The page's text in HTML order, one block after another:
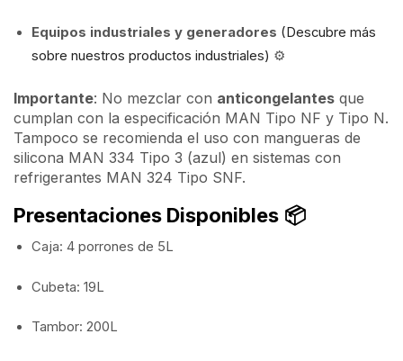
Equipos industriales y generadores (Descubre más
sobre nuestros productos industriales) ⚙️
Importante: No mezclar con anticongelantes que
cumplan con la especificación MAN Tipo NF y Tipo N.
Tampoco se recomienda el uso con mangueras de
silicona MAN 334 Tipo 3 (azul) en sistemas con
refrigerantes MAN 324 Tipo SNF.
Presentaciones Disponibles 📦
Caja: 4 porrones de 5L
Cubeta: 19L
Tambor: 200L